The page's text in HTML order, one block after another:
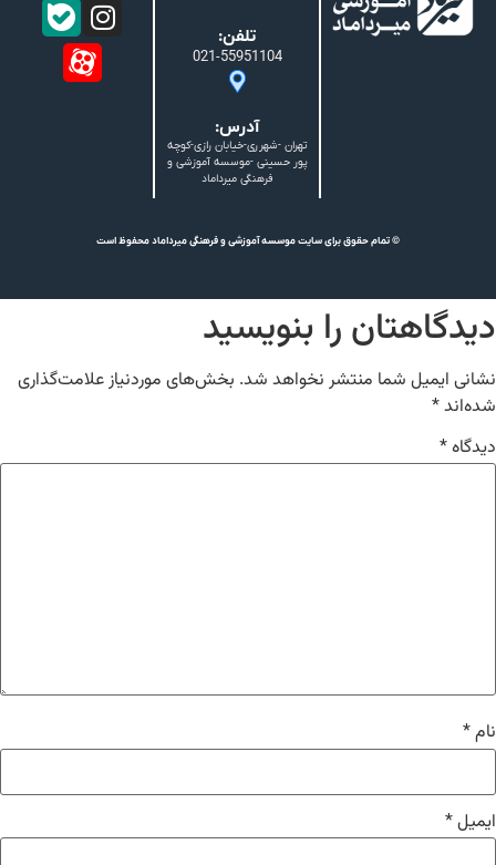
تلفن:
021-55951104
آدرس:
تهران -شهرری-خیابان رازی-کوچه
پور حسینی -موسسه آموزشی و
فرهنگی میرداماد
© تمام حقوق برای سایت موسسه آموزشی و فرهنگی میرداماد محفوظ است
دیدگاهتان را بنویسید
نشانی ایمیل شما منتشر نخواهد شد. بخش‌های موردنیاز علامت‌گذاری
شده‌اند*
دیدگاه*
نام*
ایمیل*